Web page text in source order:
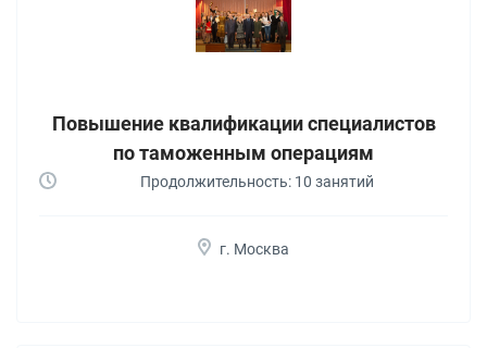
Повышение квалификации специалистов
по таможенным операциям
Продолжительность: 10 занятий
г. Москва